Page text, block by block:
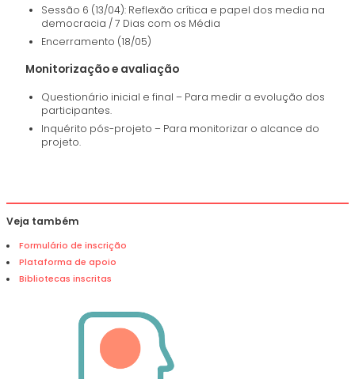
Sessão 6 (13/04): Reflexão crítica e papel dos media na
democracia / 7 Dias com os Média
Encerramento (18/05)
Monitorização e avaliação
Questionário inicial e final – Para medir a evolução dos
participantes.
Inquérito pós-projeto – Para monitorizar o alcance do
projeto.
Veja também
Formulário de inscrição
Plataforma de apoio
Bibliotecas inscritas